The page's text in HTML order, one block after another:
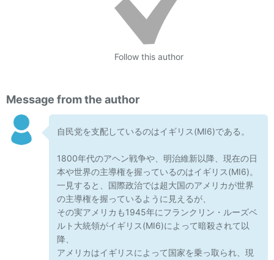
Follow this author
Message from the author
自民党を支配しているのはイギリス(MI6)である。
1800年代のアヘン戦争や、明治維新以降、現在の日
本や世界の主導権を握っているのはイギリス(MI6)。
一見すると、国際政治では超大国のアメリカが世界
の主導権を握っているように見えるが、
その実アメリカも1945年にフランクリン・ルーズベ
ルト大統領がイギリス(MI6)によって暗殺されて以
降、
アメリカはイギリスによって国家を乗っ取られ、現